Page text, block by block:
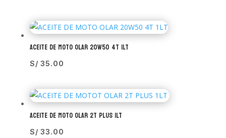
ACEITE DE MOTO OLAR 20W50 4T 1LT
S/ 35.00
ACEITE DE MOTO OLAR 2T PLUS 1LT
S/ 33.00